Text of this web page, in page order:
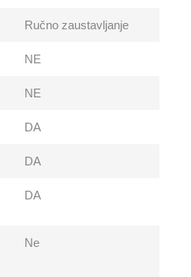
Ručno zaustavljanje
NE
NE
DA
DA
DA
Ne